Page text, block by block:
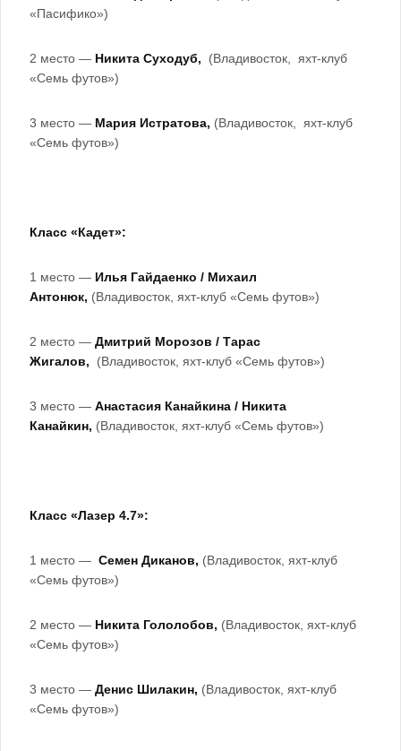
«Пасифико»)
2 место — Никита Суходуб, (Владивосток, яхт-клуб
«Семь футов»)
3 место — Мария Истратова, (Владивосток, яхт-клуб
«Семь футов»)
Класс «Кадет»:
1 место — Илья Гайдаенко / Михаил
Антонюк, (Владивосток, яхт-клуб «Семь футов»)
2 место — Дмитрий Морозов / Тарас
Жигалов, (Владивосток, яхт-клуб «Семь футов»)
3 место — Анастасия Канайкина / Никита
Канайкин, (Владивосток, яхт-клуб «Семь футов»)
Класс «Лазер 4.7»:
1 место — Семен Диканов, (Владивосток, яхт-клуб
«Семь футов»)
2 место — Никита Гололобов, (Владивосток, яхт-клуб
«Семь футов»)
3 место — Денис Шилакин, (Владивосток, яхт-клуб
«Семь футов»)